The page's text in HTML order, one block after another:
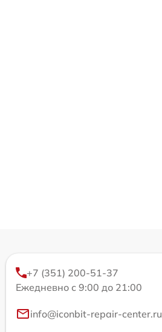
+7 (351) 200-51-37
Ежедневно с 9:00 до 21:00
info@iconbit-repair-center.ru